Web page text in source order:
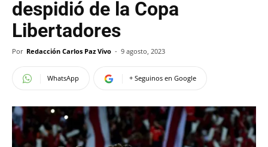
despidió de la Copa
Libertadores
Por Redacción Carlos Paz Vivo - 9 agosto, 2023
WhatsApp + Seguinos en Google